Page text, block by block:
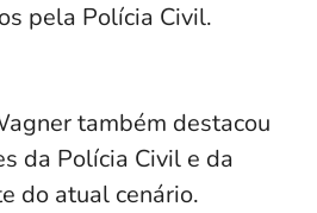
pela Polícia Civil.
também destacou
da Polícia Civil e da
do atual cenário.